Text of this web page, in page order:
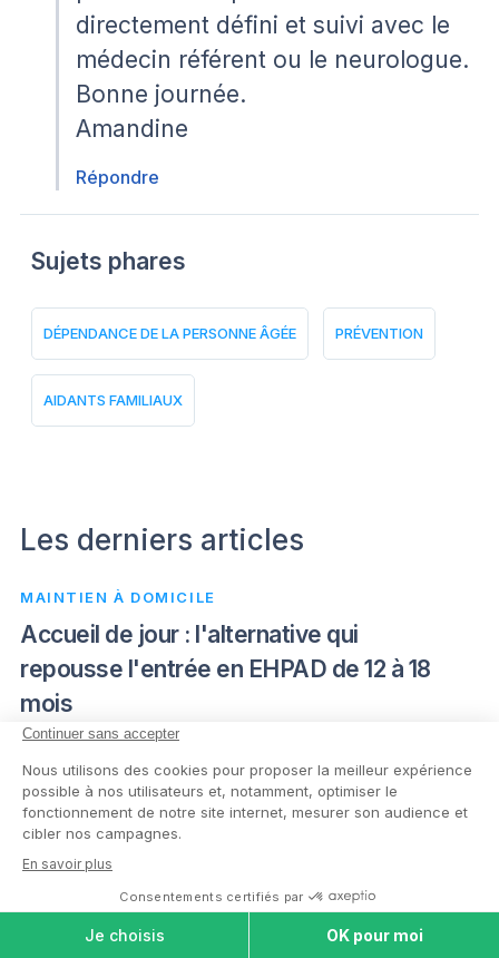
directement défini et suivi avec le
médecin référent ou le neurologue.
Bonne journée.
Amandine
Répondre
Sujets phares
DÉPENDANCE DE LA PERSONNE ÂGÉE PRÉVENTION
AIDANTS FAMILIAUX
Les derniers articles
MAINTIEN À DOMICILE
Accueil de jour : l'alternative qui
repousse l'entrée en EHPAD de 12 à 18
mois
05 août 2026 • 5 min de lecture • 809 lecteurs
MALADIE D’ALZHEIMER
Alzheimer précoce avant 65 ans : les
EHPAD qui accueillent les jeunes
malades en 2026
04 août 2026 • 5 min de lecture • 619 lecteurs
MAISONS DE